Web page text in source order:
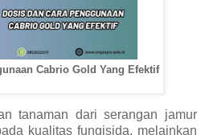
Cabrio Gold Yang Efektif
tanaman dari serangan jamur
kualitas fungisida, melainkan